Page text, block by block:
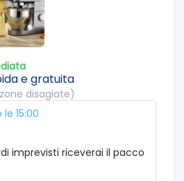
e gratuita
disagiate)
15:00
imprevisti riceverai il pacco